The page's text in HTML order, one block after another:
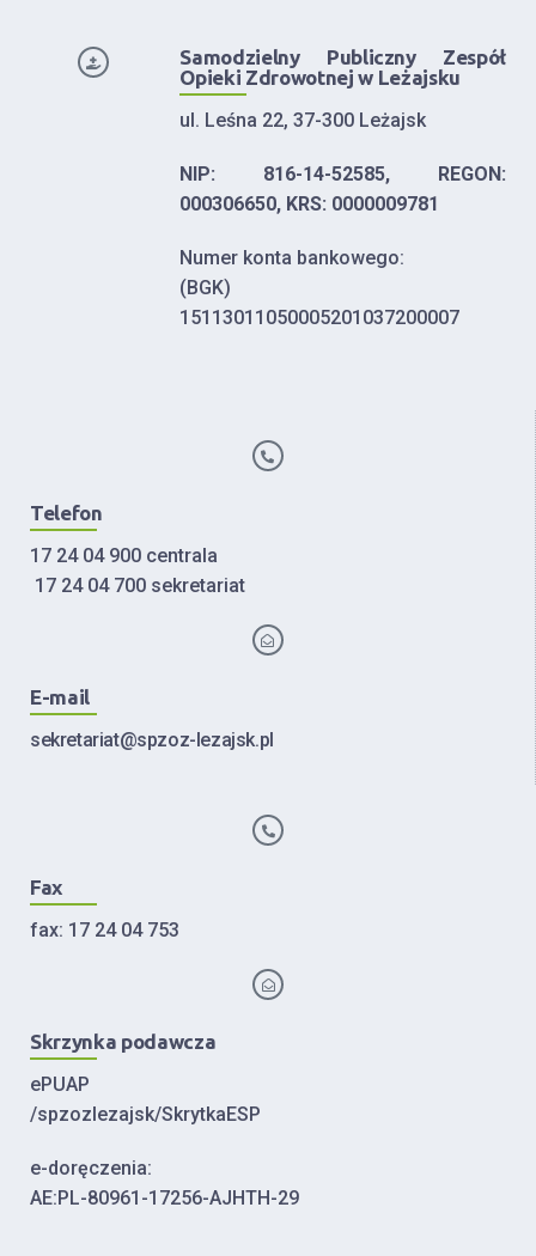
Samodzielny Publiczny Zespół
Opieki Zdrowotnej w Leżajsku
ul. Leśna 22, 37-300 Leżajsk
NIP: 816-14-52585, REGON:
000306650, KRS: 0000009781
Numer konta bankowego:
(BGK)
15113011050005201037200007
Telefon
17 24 04 900 centrala
17 24 04 700 sekretariat
E-mail
sekretariat@spzoz-lezajsk.pl
Fax
fax: 17 24 04 753
Skrzynka podawcza
ePUAP
/spzozlezajsk/SkrytkaESP
e-doręczenia:
AE:PL-80961-17256-AJHTH-29